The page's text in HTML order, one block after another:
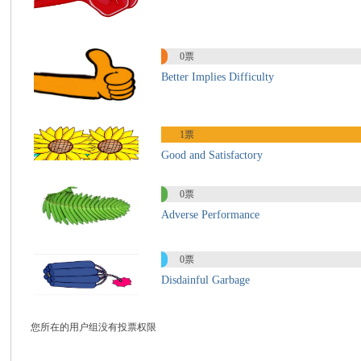
0票
Better Implies Difficulty
1票
Good and Satisfactory
0票
Adverse Performance
0票
Disdainful Garbage
您所在的用户组没有投票权限